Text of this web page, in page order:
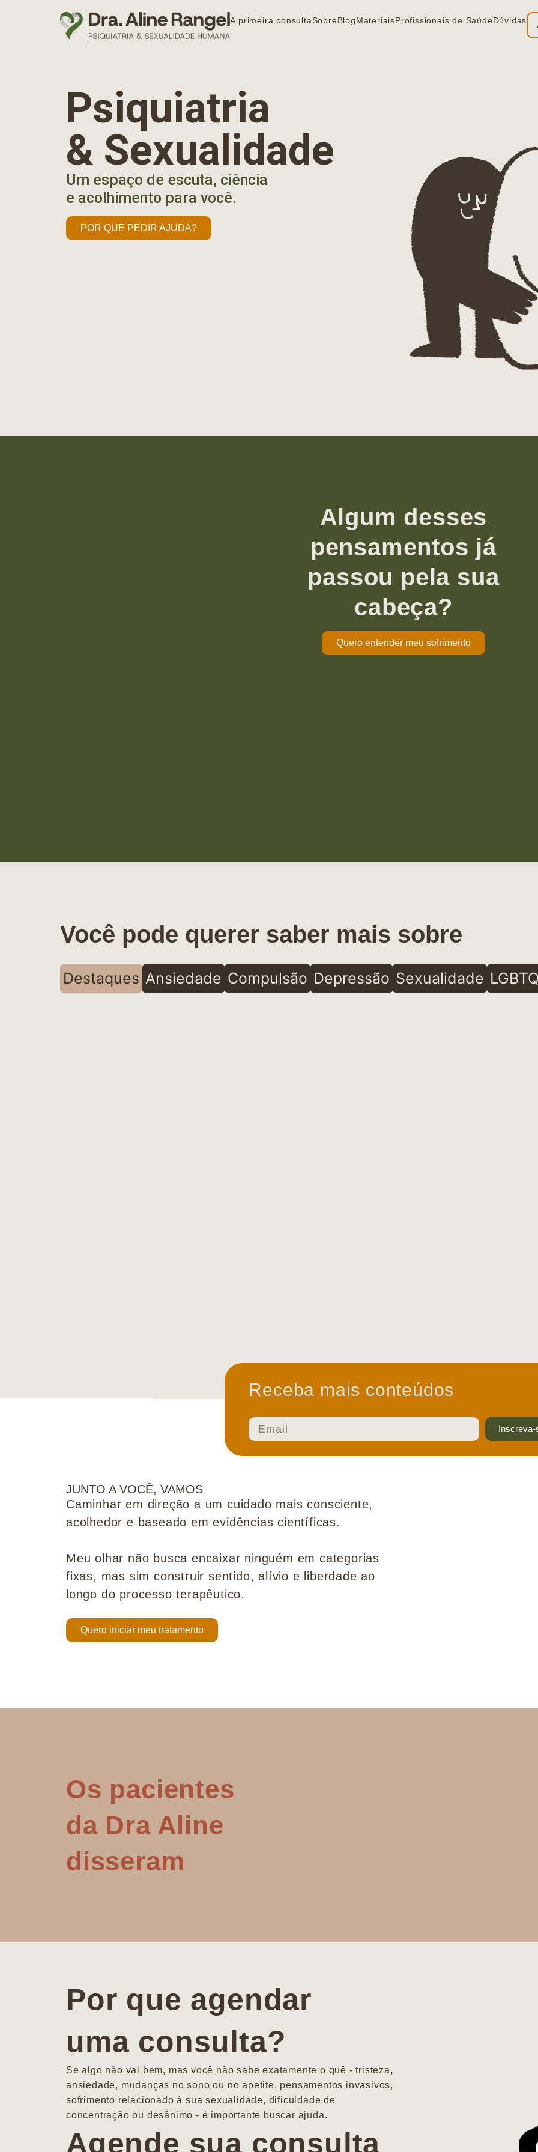
A primeira consultaSobreBlogMateriaisProfissionais de SaúdeDúvidas
Psiquiatria
& Sexualidade
Um espaço de escuta, ciência
e acolhimento para você.
POR QUE PEDIR AJUDA?
Algum desses
pensamentos já
passou pela sua
cabeça?
Quero entender meu sofrimento
Você pode querer saber mais sobre
Destaques Ansiedade Compulsão Depressão Sexualidade
Receba mais conteúdos
Inscreva-
JUNTO A VOCÊ, VAMOS
Caminhar em direção a um cuidado mais consciente,
acolhedor e baseado em evidências científicas.
Meu olhar não busca encaixar ninguém em categorias
fixas, mas sim construir sentido, alívio e liberdade ao
longo do processo terapêutico.
Quero iniciar meu tratamento
Os pacientes
da Dra Aline
disseram
Por que agendar
uma consulta?
Se algo não vai bem, mas você não sabe exatamente o quê - tristeza,
ansiedade, mudanças no sono ou no apetite, pensamentos invasivos,
sofrimento relacionado à sua sexualidade, dificuldade de
concentração ou desânimo - é importante buscar ajuda.
Agende sua consulta